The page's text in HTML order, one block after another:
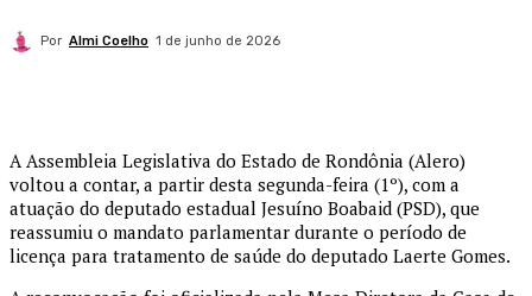
Por Almi Coelho 1 de junho de 2026
A Assembleia Legislativa do Estado de Rondônia (Alero)
voltou a contar, a partir desta segunda-feira (1º), com a
atuação do deputado estadual Jesuíno Boabaid (PSD), que
reassumiu o mandato parlamentar durante o período de
licença para tratamento de saúde do deputado Laerte Gomes.